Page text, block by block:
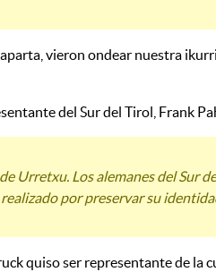
vieron ondear nuestra
del Sur del Tirol, Frank
Urretxu. Los alemanes del Sur
por preservar su
quiso ser representante de